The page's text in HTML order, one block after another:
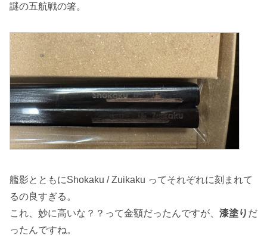
謎の五航戦の箸。
艦影とともにShokaku / Zuikaku ってそれぞれに刻まれて
るの良すぎる。
これ、妙に高いな？？って金額だったんですが、 漆塗り だ
ったんですね。